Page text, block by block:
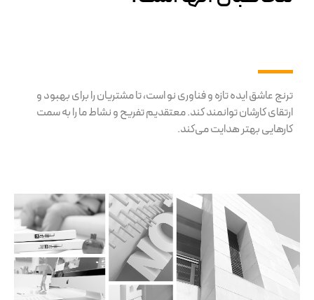
ترنج عاشق ایده تازه و فناوری نو است، تا مشتریان را برای بهبود و
ارتقای کارشان توانمند کند. معتقدیم تفریح و نشاط ما را به سمت
کارهایی بهتر هدایت می‌کند.